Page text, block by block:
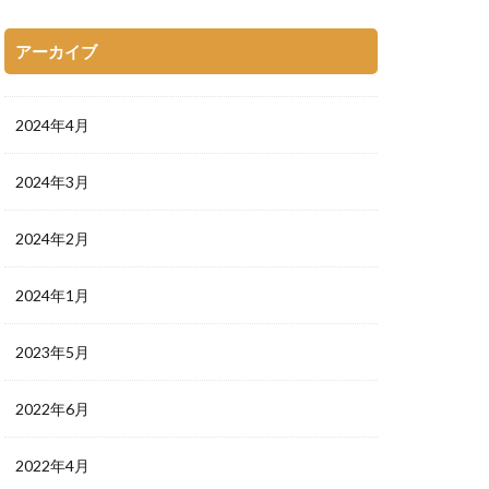
アーカイブ
2024年4月
2024年3月
2024年2月
2024年1月
2023年5月
2022年6月
2022年4月